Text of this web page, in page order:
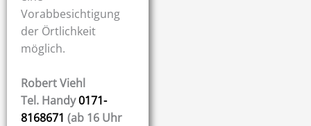
Vorabbesichtigung
der Örtlichkeit
möglich.
Robert Viehl
Tel. Handy0171-
8168671 (ab 16 Uhr